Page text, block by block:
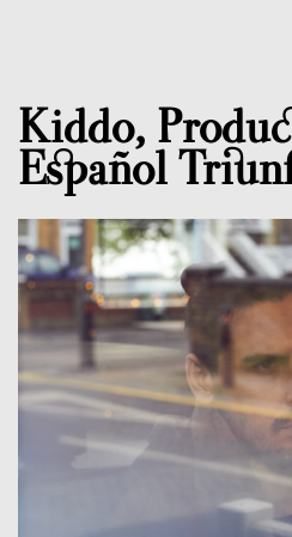
Kiddo,
Español